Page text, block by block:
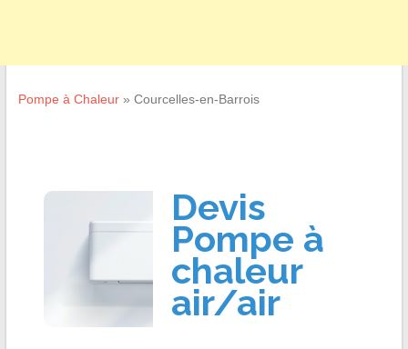
Pompe à Chaleur» Courcelles-en-Barrois